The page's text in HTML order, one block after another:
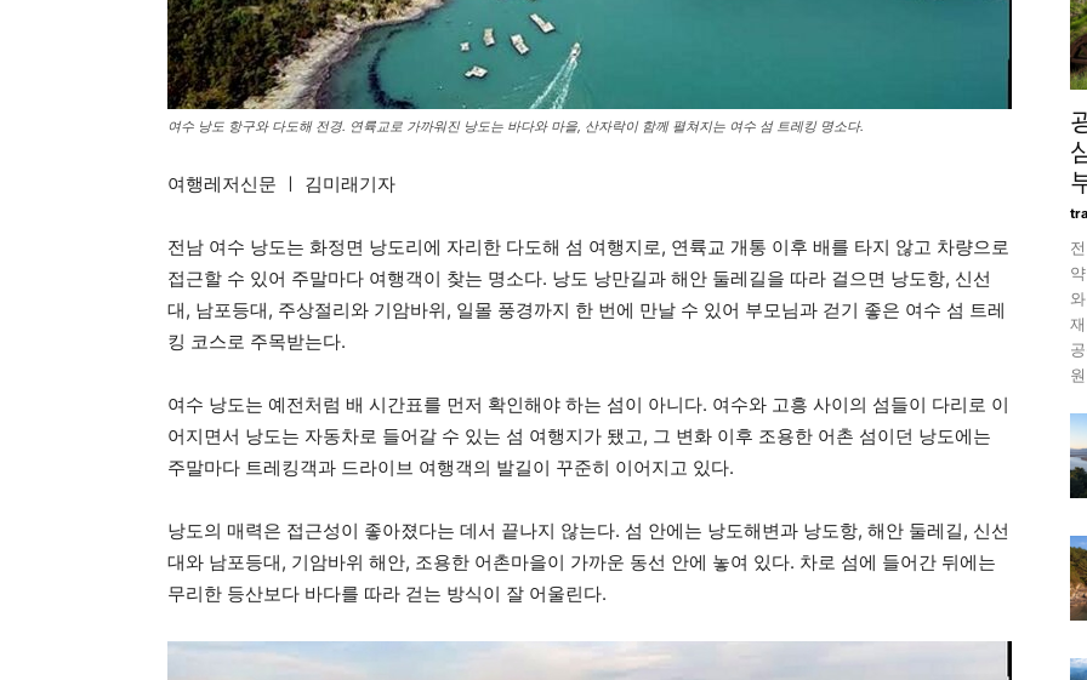
여수 낭도 항구와 다도해 전경. 연륙교로 가까워진 낭도는 바다와 마을, 산자락이 함께 펼쳐지는 여수 섬 트레킹 명소다.
여행레저신문 ㅣ 김미래기자
전남 여수 낭도는 화정면 낭도리에 자리한 다도해 섬 여행지로, 연륙교 개통 이후 배를 타지 않고 차량으로
접근할 수 있어 주말마다 여행객이 찾는 명소다. 낭도 낭만길과 해안 둘레길을 따라 걸으면 낭도항, 신선
대, 남포등대, 주상절리와 기암바위, 일몰 풍경까지 한 번에 만날 수 있어 부모님과 걷기 좋은 여수 섬 트레
킹 코스로 주목받는다.
여수 낭도는 예전처럼 배 시간표를 먼저 확인해야 하는 섬이 아니다. 여수와 고흥 사이의 섬들이 다리로 이
어지면서 낭도는 자동차로 들어갈 수 있는 섬 여행지가 됐고, 그 변화 이후 조용한 어촌 섬이던 낭도에는
주말마다 트레킹객과 드라이브 여행객의 발길이 꾸준히 이어지고 있다.
낭도의 매력은 접근성이 좋아졌다는 데서 끝나지 않는다. 섬 안에는 낭도해변과 낭도항, 해안 둘레길, 신선
대와 남포등대, 기암바위 해안, 조용한 어촌마을이 가까운 동선 안에 놓여 있다. 차로 섬에 들어간 뒤에는
무리한 등산보다 바다를 따라 걷는 방식이 잘 어울린다.